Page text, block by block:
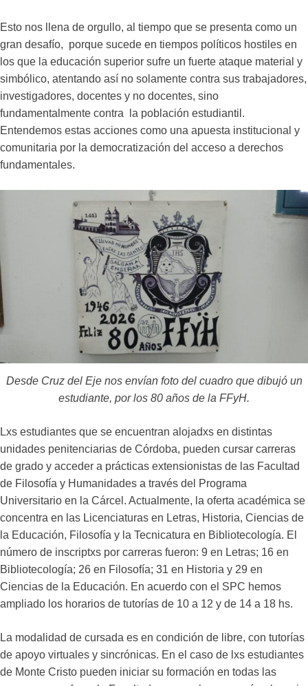
Esto nos llena de orgullo, al tiempo que se presenta como un
gran desafío, porque sucede en tiempos políticos hostiles en
los que la educación superior sufre un fuerte ataque material y
simbólico, atentando así no solamente contra sus trabajadores,
investigadores, docentes y no docentes, sino
fundamentalmente contra la población estudiantil.
Entendemos estas acciones como una apuesta institucional y
comunitaria por la democratización del acceso a derechos
fundamentales.
Desde Cruz del Eje nos envían foto del cuadro que dibujó un
estudiante, por los 80 años de la FFyH.
Lxs estudiantes que se encuentran alojadxs en distintas
unidades penitenciarias de Córdoba, pueden cursar carreras
de grado y acceder a prácticas extensionistas de las Facultad
de Filosofía y Humanidades a través del Programa
Universitario en la Cárcel. Actualmente, la oferta académica se
concentra en las Licenciaturas en Letras, Historia, Ciencias de
la Educación, Filosofía y la Tecnicatura en Bibliotecología. El
número de inscriptxs por carreras fueron: 9 en Letras; 16 en
Bibliotecología; 26 en Filosofía; 31 en Historia y 29 en
Ciencias de la Educación. En acuerdo con el SPC hemos
ampliado los horarios de tutorías de 10 a 12 y de 14 a 18 hs.
La modalidad de cursada es en condición de libre, con tutorías
de apoyo virtuales y sincrónicas. En el caso de lxs estudiantes
de Monte Cristo pueden iniciar su formación en todas las